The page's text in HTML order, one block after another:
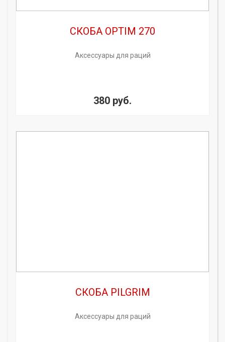
СКОБА OPTIM 270
Аксессуары для раций
380 руб.
СКОБА PILGRIM
Аксессуары для раций